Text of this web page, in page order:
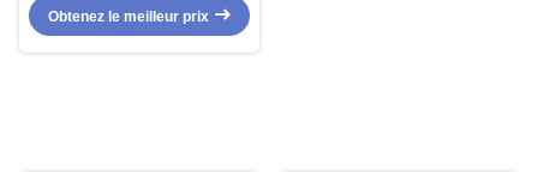
haute résistance avec taille de
panneau 320
Obtenez le meilleur prix